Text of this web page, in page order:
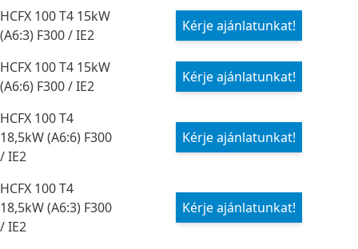
HCFX 100 T4 15kW
(A6:3) F300 / IE2
Kérje ajánlatunkat!
HCFX 100 T4 15kW
(A6:6) F300 / IE2
Kérje ajánlatunkat!
HCFX 100 T4
18,5kW (A6:6) F300
/ IE2
Kérje ajánlatunkat!
HCFX 100 T4
18,5kW (A6:3) F300
/ IE2
Kérje ajánlatunkat!